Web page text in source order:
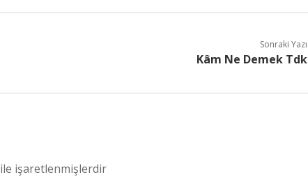
Sonraki Yazı
Kâm Ne Demek Tdk
ile işaretlenmişlerdir